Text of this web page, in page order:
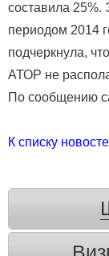
составила 25%.
периодом 2014
подчеркнула,
АТОР не
По сообщению
К списку